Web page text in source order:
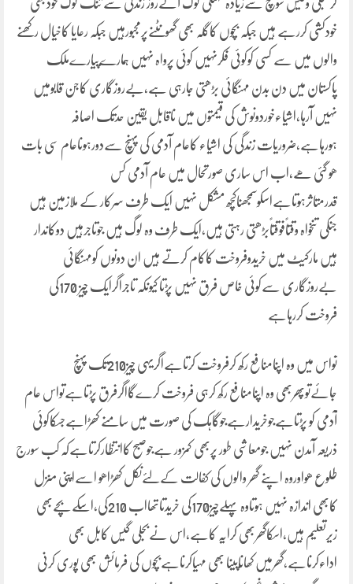
کر بجلی وگیس سوچ سےزیادہ مہنگی لوگ آئےروز زندگی سے تنگ لوگ خودبھی
خودکشی کررہے ہیں جبکہ بچوں کاگلہ بھی گھونٹنےپرمجبورہیں جبکہ رعایا کاخیال رکھنے
والوں میں سے کسی کوکوئی فکرنہیں کوئی پرواہ نہیں ہمارےپیارےملک
پاکستان میں دن بدن مہنگائی بڑھتی جارہی ہے،بےروزگاری کاجن قابومیں
نہیں آرہا،اشیاءخوردونوش کی قیمتوں میں ناقابل یقین حدتک اصافہ
ہورہاہے،ضروریات زندگی کی اشیاء کاعام آدمی کی پہنچ سےدورہوناعام سی بات
ھو گئی ھے،اب اس ساری صورتحال میں عام آدمی کس
قدرمتاثرہوتاہےاسکوسمجھناکچھ مشکل نہیں ایک طرف سرکار کے ملازمین ہیں
جنکی تنخواہ وقتاًفوقتاًبڑھتی رہتی ہیں،ایک طرف وہ لوگ ہیں جوتاجرہیں دوکاندار
ہیں مارکیٹ میں خریدوفروخت کاکام کرتے ہیں ان دونوں کومہنگائی
بےروزگاری سےکوئی خاص فرق نہیں پڑتا کیونکہ تاجراگرایک چیز 170کی
فروخت کررہاہے
تواس میں وہ اپنامنافع رکھ کرفروخت کرتاہےاگریہی چیز210تک پہنچ
جائےتوپھربھی وہ اپنامنافع رکھ کرہی فروخت کرےگااگرفرق پڑتاہےتواس عام
آدمی کو پڑتاہےجوخریدارہےجوگاہک کی صورت میں سامنے کھڑاہےجسکاکوئی
ذریعہ آمدن نہیں جومعاشی طور پربھی کمزور ہےجوصبح کاانتظارکرتاہےکہ کب سورج
طلوع ھواوروہ اپنے گھر والوں کی کفالت کےلئےنکل کھڑاھو اسےاپنی منزل
کابھی اندازہ نہیں ہوتاوہ پہلےچیز170کی خریدتاتھااب 210کی،اسکےبچےبھی
زیرتعلیم ہیں،اسکاگھربھی کرایہ کاہے،اس نےبجلی گیس کابل بھی
اداءکرناہے،گھرمیں کھاناپینا بھی مہیاکرناہےبچوں کی فرمائش بھی پوری کرنی